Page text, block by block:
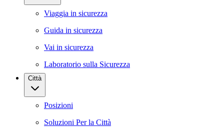
Viaggia in sicurezza
Guida in sicurezza
Vai in sicurezza
Laboratorio sulla Sicurezza
Città
Posizioni
Soluzioni Per la Città